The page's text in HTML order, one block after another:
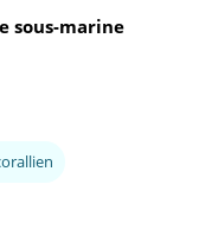
sous-marine